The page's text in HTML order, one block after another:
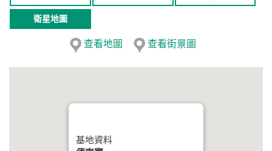
衛星地圖
查看地圖 查看街景圖
基地資料